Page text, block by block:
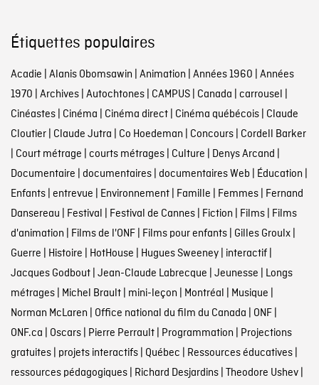
Étiquettes populaires
Acadie | Alanis Obomsawin | Animation | Années 1960 | Années
1970 | Archives| Autochtones| CAMPUS| Canada | carrousel |
Cinéastes| Cinéma | Cinéma direct| Cinéma québécois| Claude
Cloutier| Claude Jutra | Co Hoedeman | Concours| Cordell Barker
| Court métrage | courts métrages| Culture | Denys Arcand |
Documentaire | documentaires| documentaires Web | Éducation |
Enfants| entrevue | Environnement| Famille | Femmes| Fernand
Dansereau | Festival | Festival de Cannes| Fiction | Films| Films
d'animation | Films de l'ONF| Films pour enfants| Gilles Groulx|
Guerre | Histoire | HotHouse | Hugues Sweeney| interactif|
Jacques Godbout| Jean-Claude Labrecque | Jeunesse | Longs
métrages| Michel Brault| mini-leçon | Montréal | Musique |
Norman McLaren | Office national du film du Canada | ONF|
ONF.ca | Oscars| Pierre Perrault| Programmation | Projections
gratuites| projets interactifs| Québec | Ressources éducatives|
ressources pédagogiques| Richard Desjardins| Theodore Ushev|